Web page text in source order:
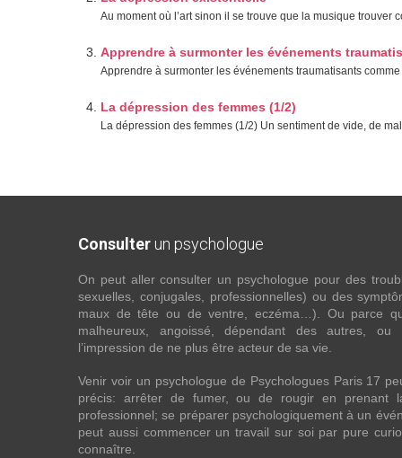
Au moment où l’art sinon il se trouve que la musique trouver
Apprendre à surmonter les événements
Apprendre à surmonter les événements traumatisants
La dépression des femmes (1/2)
La dépression des femmes (1/2) Un sentiment de vide, de
Consulter un psychologue
On peut aller consulter un psychologue pour des
sexuelles, conjugales, professionnelles) ou des
maux de tête ou de ventre, eczéma…). Ou parce
malheureux, angoissé, dépendant des autres,
l’impression de ne plus être acteur de sa vie.
Venir voir un psychologue de Psychologues Paris 17
précis: arrêter de fumer, ou de rougir en prenant
professionnel; se préparer psychologiquement à un
peut aussi commencer un travail sur soi par pure
connaître.